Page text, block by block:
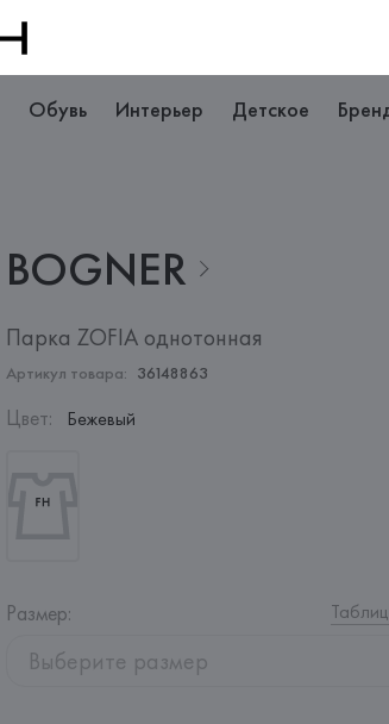
Обувь Интерьер Детское
BOGNER
Парка ZOFIA однотонная
Артикул товара: 36148863
Цвет: Бежевый
Размер:
Выберите размер